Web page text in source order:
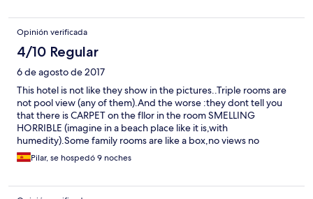
Opinión verificada
4/10 Regular
6 de agosto de 2017
This hotel is not like they show in the pictures..Triple rooms are
not pool view (any of them).And the worse :they dont tell you
that there is CARPET on the fllor in the room SMELLING
HORRIBLE (imagine in a beach place like it is,with
humedity).Some family rooms are like a box,no views no
nothing.They shoul give real information and pictures in their
page.We travel five people in my family and we had problems
Beach (much better than the Village,but still the views to city are
Pilar, se hospedó 9 noches